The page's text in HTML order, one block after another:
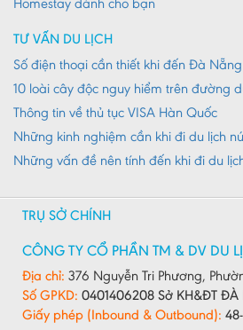
TƯ VẤN DU LỊCH
Số điện thoại cần thiết khi đến Đà Nẵng
10 loài cây độc nguy hiểm trên đường
Thông tin về thủ tục VISA Hàn Quốc
Những kinh nghiệm cần khi đi du lịch
Những vấn đề nên tính đến khi đi du
TRỤ SỞ CHÍNH
CÔNG TY CỔ PHẦN TM & DV DU
Địa chỉ: 376 Nguyễn Tri Phương,
Số GPKD: 0401406208 Sở KH&ĐT
Giấy phép (Inbound & Outbound):